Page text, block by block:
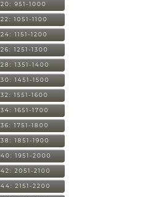
20: 951-1000
22: 1051-1100
24: 1151-1200
26: 1251-1300
28: 1351-1400
30: 1451-1500
32: 1551-1600
34: 1651-1700
36: 1751-1800
38: 1851-1900
40: 1951-2000
42: 2051-2100
44: 2151-2200